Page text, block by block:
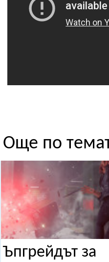
Още по
Ъпгрейдът за